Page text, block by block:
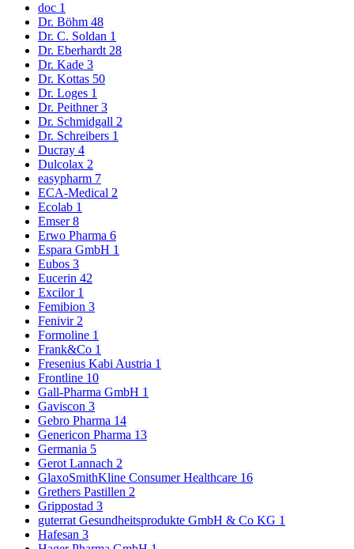
doc 1
Dr. Böhm 48
Dr. C. Soldan 1
Dr. Eberhardt 28
Dr. Kade 3
Dr. Kottas 50
Dr. Loges 1
Dr. Peithner3
Dr. Schmidgall 2
Dr. Schreibers 1
Ducray 4
Dulcolax 2
easypharm 7
ECA-Medical 2
Ecolab 1
Emser8
Erwo Pharma 6
Espara GmbH 1
Eubos 3
Eucerin 42
Excilor 1
Femibion 3
Fenivir 2
Formoline 1
Frank&Co 1
Fresenius Kabi Austria 1
Frontline 10
Gall-Pharma GmbH 1
Gaviscon 3
Gebro Pharma 14
Genericon Pharma 13
Germania 5
Gerot Lannach 2
GlaxoSmithKline Consumer Healthcare 16
Grethers Pastillen 2
Grippostad 3
guterrat Gesundheitsprodukte GmbH & Co KG 1
Hafesan 3